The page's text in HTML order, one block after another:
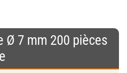
Ø 7 mm 200 pièces